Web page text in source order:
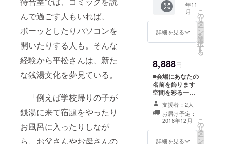
んで過ごす人もいれば、
ボーッとしたりパソコンを
開いたりする人も。そんな
経験から平松さんは、新た
な銭湯文化を夢見ている。
「例えば学校帰りの子が
銭湯に来て宿題をやったり
お風呂に入ったりしなが
ら、お父さんやお母さんの
作品目<エー
NEXTREAM
21奨励賞受
ンスコレク
ション 2016
コンペティ
ションⅡ出
場。 2015年
よりバスタ
ブNYを
HEIDIと根本
チコ
ピーを
みに♬
がらも
長つづ
きせ
ず、
として
dividep
erzero
での活
動を開
始 2009
年に自
画自賛
最高傑
作の2nd
あるデ
ザイン
をテー
マにし
はさせ
ん！ ▽
当日は
女湯に
て展示
もして
いま
す！ T
美帆）
②お返
し品説
明部分
（以
下、お
説明全
体をコ
ピペい
ただけ
れば大
丈夫で
す） 踊
る銭湯
ロングT
年11
月
詳細を見る
こ
の
リ
タ
ー
ン
を
選
択
す
る
8,888円
■会場にあなたの
名前を飾ります
空間を彩る一部
として あなたの
名前が印刷され
た旗を飾りま
す。 終わったら
その旗とメッ
セージカードを
支援者：2人
お届け予定：
2018年12月
詳細を見る
こ
の
リ
タ
ー
ン